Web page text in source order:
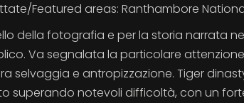
Featured areas: Ranthambore
della fotografia e per la storia narrata
Va segnalata la particolare
selvaggia e antropizzazione. Tiger
superando notevoli difficoltà, con un